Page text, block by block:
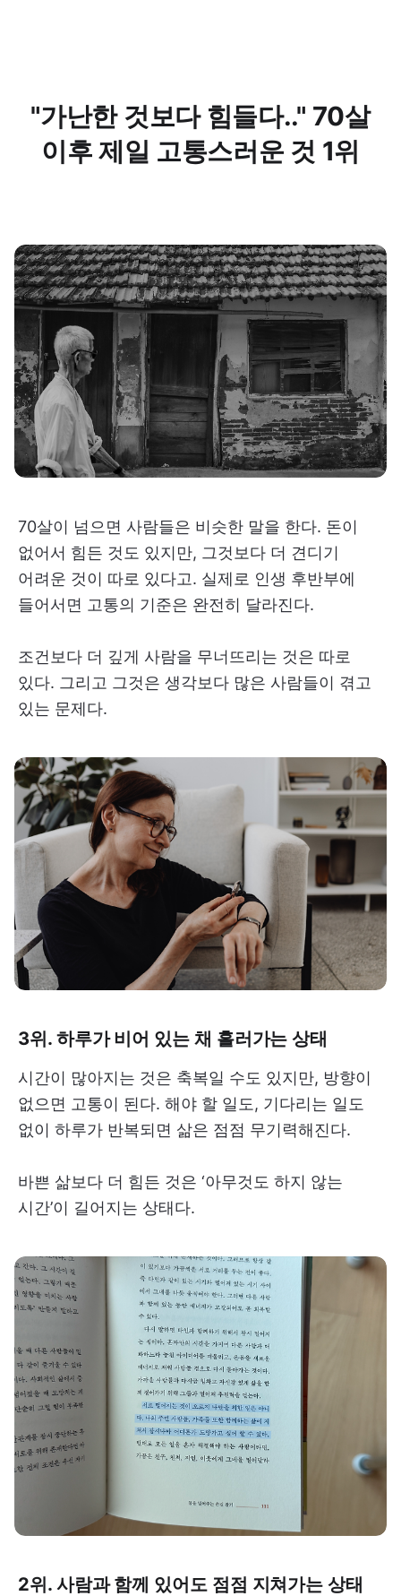
"가난한 것보다 힘들다.." 70살
이후 제일 고통스러운 것 1위
70살이 넘으면 사람들은 비슷한 말을 한다. 돈이
없어서 힘든 것도 있지만, 그것보다 더 견디기
어려운 것이 따로 있다고. 실제로 인생 후반부에
들어서면 고통의 기준은 완전히 달라진다.
조건보다 더 깊게 사람을 무너뜨리는 것은 따로
있다. 그리고 그것은 생각보다 많은 사람들이 겪고
있는 문제다.
3위. 하루가 비어 있는 채 흘러가는 상태
시간이 많아지는 것은 축복일 수도 있지만, 방향이
없으면 고통이 된다. 해야 할 일도, 기다리는 일도
없이 하루가 반복되면 삶은 점점 무기력해진다.
바쁜 삶보다 더 힘든 것은 ‘아무것도 하지 않는
시간’이 길어지는 상태다.
2위. 사람과 함께 있어도 점점 지쳐가는 상태